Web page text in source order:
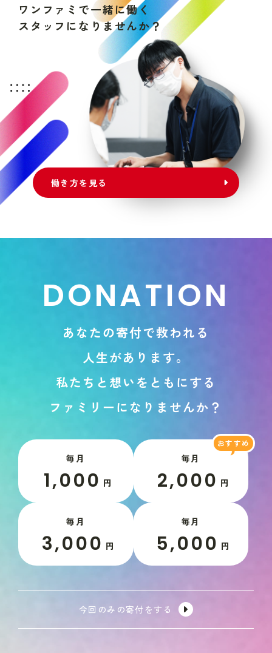
ワ ン フ ァ ミ で一緒に働く
ス タ ッ フ にな りま せんか？
働き方を見る
DONATION
あ な たの寄付で救われ る
人生があ り ま す。
私た ち と 想い を と も にする
フ ァ ミ リ ーに な り ま せんか ？
毎月
1,000 円
毎月
2,000 円
毎月
3,000 円
毎月
5,000 円
今回のみの寄付をする